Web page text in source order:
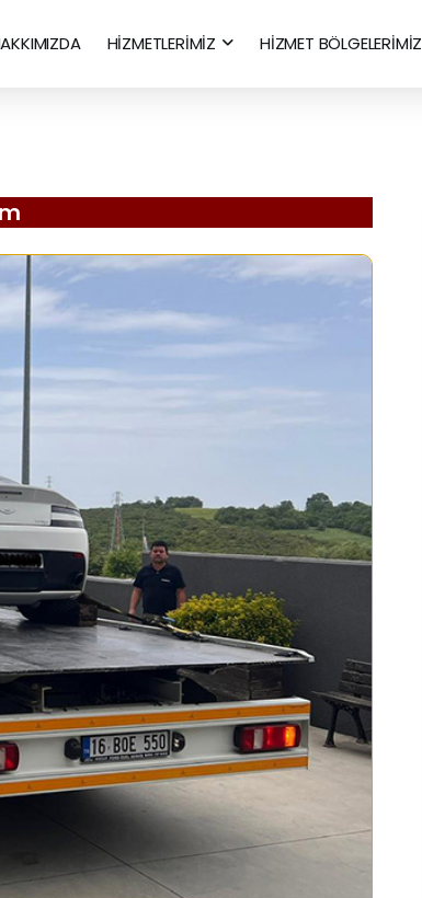
HİZMETLERİMİZ HİZMET BÖLGELERİMİZ